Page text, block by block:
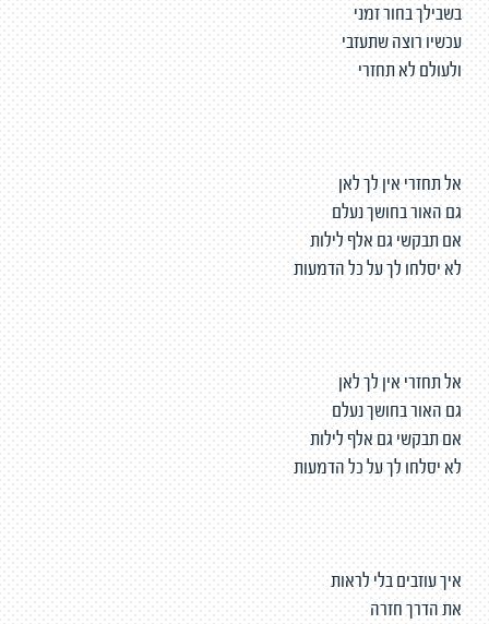
בשבילך בחור זמני
עכשיו רוצה שתעזבי
ולעולם לא תחזרי
אל תחזרי אין לך לאן
גם האור בחושך נעלם
אם תבקשי גם אלף לילות
לא יסלחו לך על כל הדמעות
אל תחזרי אין לך לאן
גם האור בחושך נעלם
אם תבקשי גם אלף לילות
לא יסלחו לך על כל הדמעות
איך עוזבים בלי לראות
את הדרך חזרה